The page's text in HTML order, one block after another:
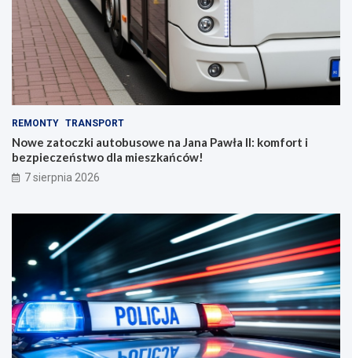
REMONTY TRANSPORT
Nowe zatoczki autobusowe na Jana Pawła II: komfort i
bezpieczeństwo dla mieszkańców!
7 sierpnia 2026